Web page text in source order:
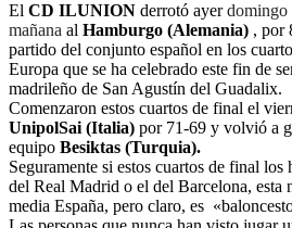
El CD ILUNION derrotó ayerdomingo
mañana al Hamburgo (Alemania) , por
partido del conjunto español en los
Europa que se ha celebrado este fin de
madrileño de San Agustín del Guadalix.
Comenzaron estos cuartos de final el
UnipolSai (Italia) por 71-69 y volvió a
equipo Besiktas (Turquia).
Seguramente si estos cuartos de final
del Real Madrid o el del Barcelona, esta
media España, pero claro, es